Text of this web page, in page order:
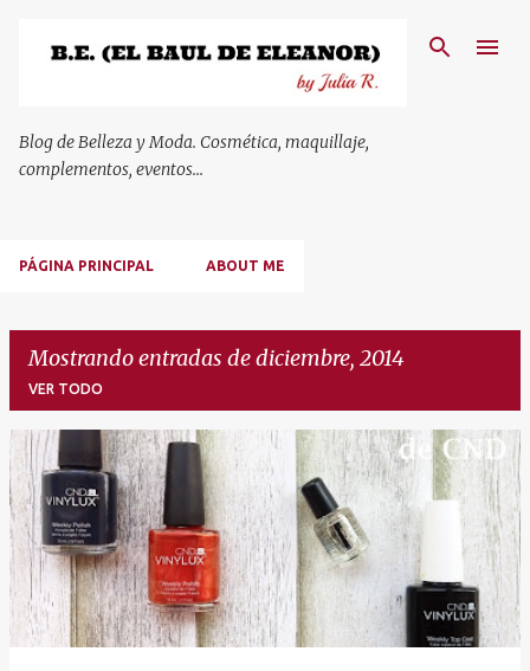
Blog de Belleza y Moda. Cosmética, maquillaje,
complementos, eventos...
PÁGINA PRINCIPAL ABOUT ME
Mostrando entradas de diciembre, 2014
VER TODO
E
n
t
r
a
d